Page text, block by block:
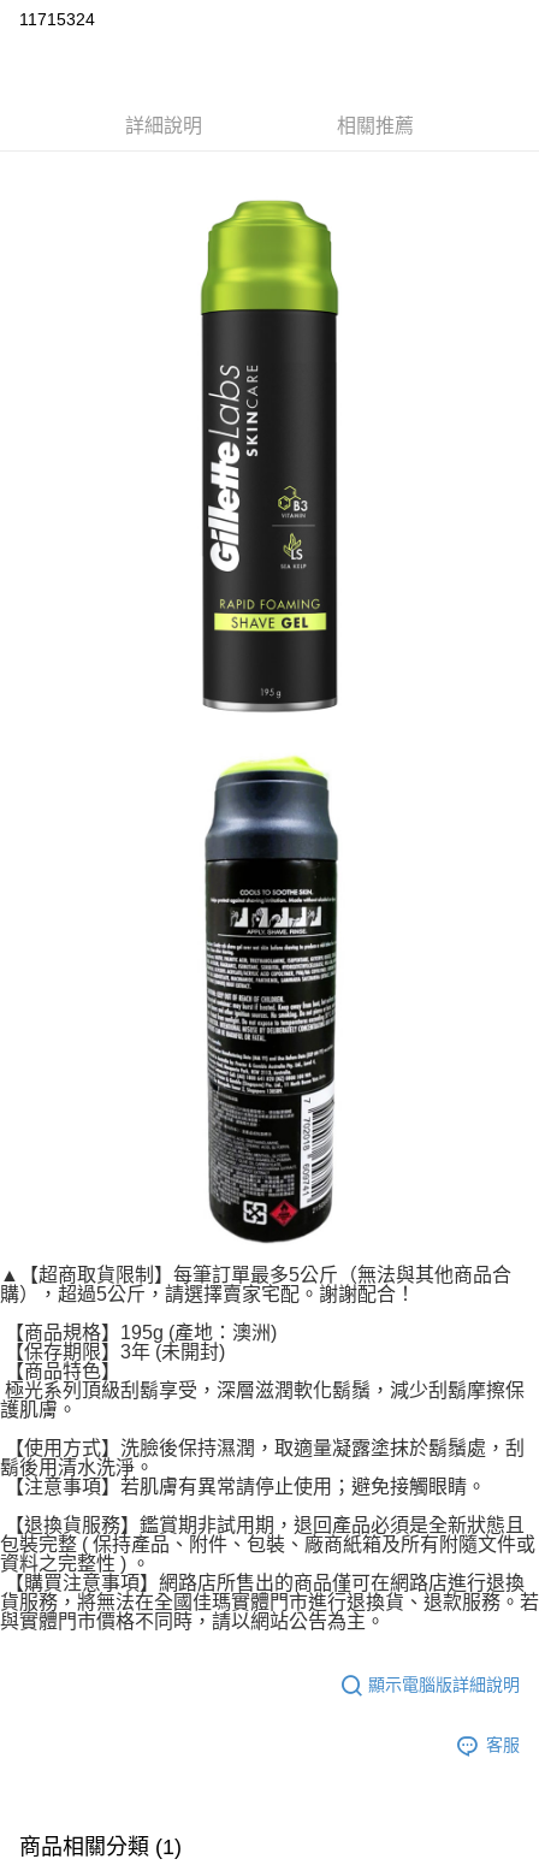
付款後全家取貨
每筆NT$60，滿NT$599(含以上)免運費
每筆NT$60，滿NT$599(含以上)免運費
每筆NT$120，滿NT$1,999(含以上)免運費
11715324
詳細說明 相關推薦
▲【超商取貨限制】每筆訂單最多5公斤（無法與其他商品合
購），超過5公斤，請選擇賣家宅配。謝謝配合！
【商品規格】195g (產地：澳洲)
【保存期限】3年 (未開封)
【商品特色】
極光系列頂級刮鬍享受，深層滋潤軟化鬍鬚，減少刮鬍摩擦保
護肌膚。
【使用方式】洗臉後保持濕潤，取適量凝露塗抹於鬍鬚處，刮
鬍後用清水洗淨。
【注意事項】若肌膚有異常請停止使用；避免接觸眼睛。
【退換貨服務】鑑賞期非試用期，退回產品必須是全新狀態且
包裝完整 ( 保持產品、附件、包裝、廠商紙箱及所有附隨文件或
資料之完整性 ) 。
【購買注意事項】網路店所售出的商品僅可在網路店進行退換
貨服務，將無法在全國佳瑪實體門市進行退換貨、退款服務。若
與實體門市價格不同時，請以網站公告為主。
顯示電腦版詳細說明
客服
商品相關分類 (1)